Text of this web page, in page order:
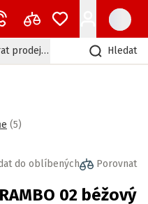
prodejnu Hledat
(5)
do oblíbených Porovnat
02 béžový